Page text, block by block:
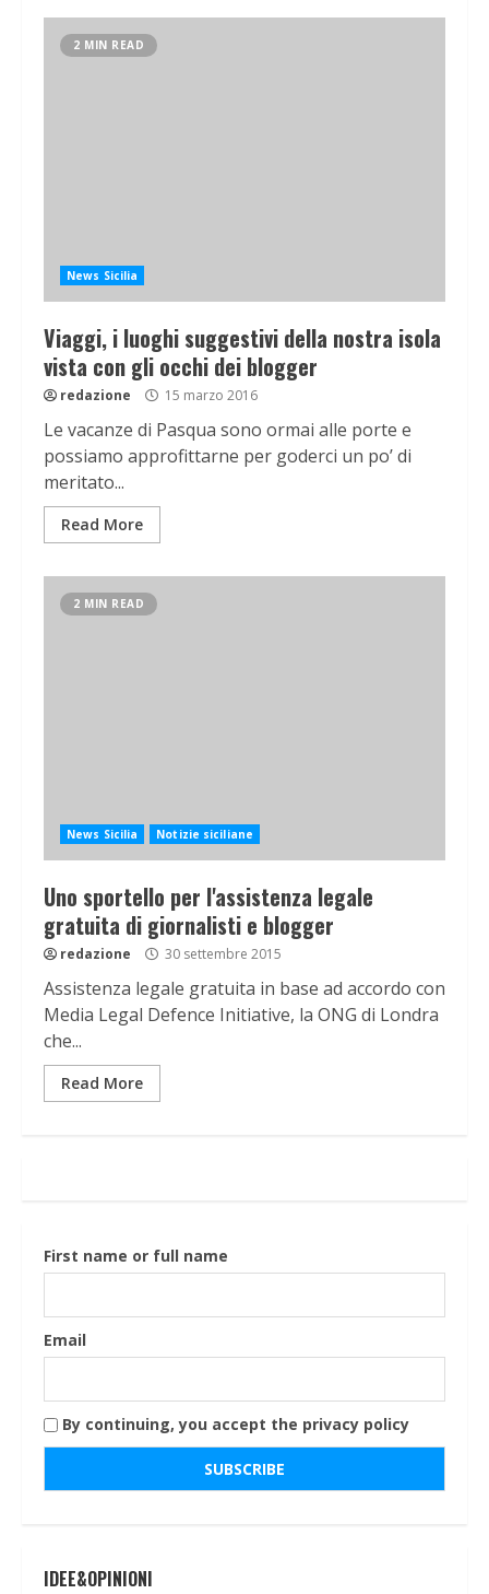
2 MIN READ
News Sicilia
Viaggi, i luoghi suggestivi della nostra isola
vista con gli occhi dei blogger
redazione 15 marzo 2016
Le vacanze di Pasqua sono ormai alle porte e
possiamo approfittarne per goderci un po’ di
meritato...
Read More
2 MIN READ
News Sicilia Notizie siciliane
Uno sportello per l'assistenza legale
gratuita di giornalisti e blogger
redazione 30 settembre 2015
Assistenza legale gratuita in base ad accordo con
Media Legal Defence Initiative, la ONG di Londra
che...
Read More
First name or full name
Email
By continuing, you accept the privacy policy
IDEE&OPINIONI